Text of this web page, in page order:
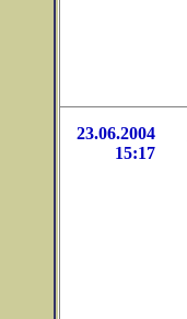
23.06.2004
15:17